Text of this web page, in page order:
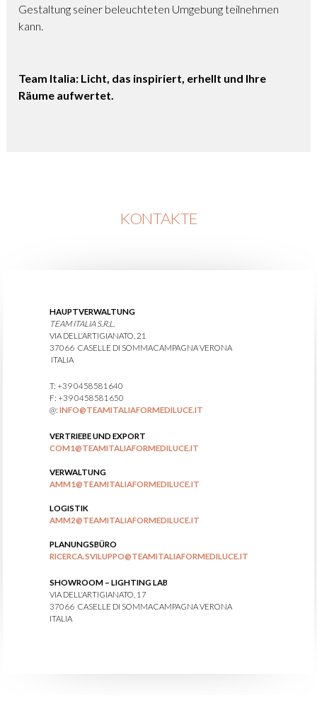
Gestaltung seiner beleuchteten Umgebung teilnehmen
kann.
Team Italia: Licht, das inspiriert, erhellt und Ihre
Räume aufwertet.
KONTAKTE
HAUPTVERWALTUNG
TEAM ITALIA S.R.L.
VIA DELL'ARTIGIANATO, 21
37066 CASELLE DI SOMMACAMPAGNA VERONA
ITALIA
T: +39 0458581640
F: +39 0458581650
@:INFO@TEAMITALIAFORMEDILUCE.IT
VERTRIEBE UND EXPORT
COM1@TEAMITALIAFORMEDILUCE.IT
VERWALTUNG
AMM1@TEAMITALIAFORMEDILUCE.IT
LOGISTIK
AMM2@TEAMITALIAFORMEDILUCE.IT
PLANUNGSBÜRO
RICERCA.SVILUPPO@TEAMITALIAFORMEDILUCE.IT
SHOWROOM – LIGHTING LAB
VIA DELL'ARTIGIANATO, 17
37066 CASELLE DI SOMMACAMPAGNA VERONA
ITALIA